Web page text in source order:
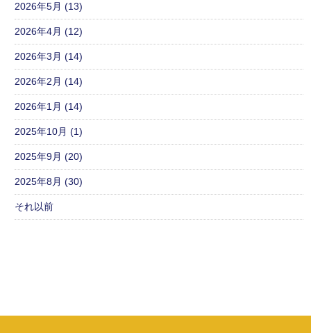
2026年5月 (13)
2026年4月 (12)
2026年3月 (14)
2026年2月 (14)
2026年1月 (14)
2025年10月 (1)
2025年9月 (20)
2025年8月 (30)
それ以前